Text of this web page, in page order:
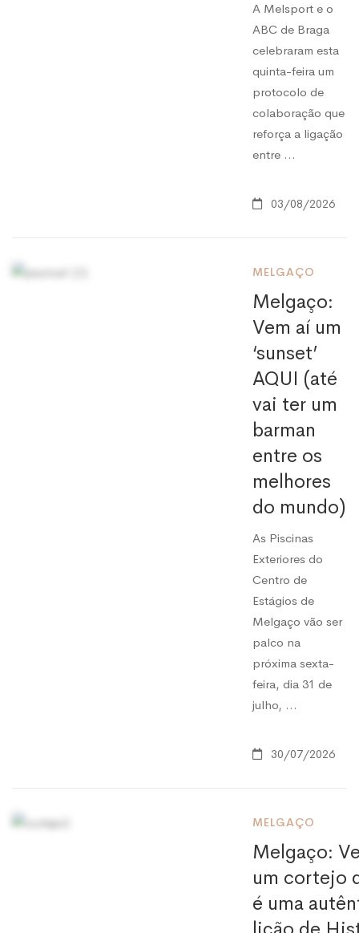
A Melsport e o
ABC de Braga
celebraram esta
quinta-feira um
protocolo de
colaboração que
reforça a ligação
entre …
03/08/2026
MELGAÇO
Melgaço:
Vem aí um
‘sunset’
AQUI (até
vai ter um
barman
entre os
melhores
do mundo)
As Piscinas
Exteriores do
Centro de
Estágios de
Melgaço vão ser
palco na
próxima sexta-
feira, dia 31 de
julho, …
30/07/2026
MELGAÇO
Melgaço:
um cortejo
é uma